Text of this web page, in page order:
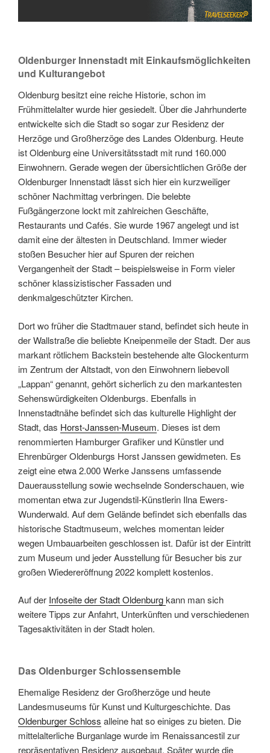
Oldenburger Innenstadt mit Einkaufsmöglichkeiten
und Kulturangebot
Oldenburg besitzt eine reiche Historie, schon im
Frühmittelalter wurde hier gesiedelt. Über die Jahrhunderte
entwickelte sich die Stadt so sogar zur Residenz der
Herzöge und Großherzöge des Landes Oldenburg. Heute
ist Oldenburg eine Universitätsstadt mit rund 160.000
Einwohnern. Gerade wegen der übersichtlichen Größe der
Oldenburger Innenstadt lässt sich hier ein kurzweiliger
schöner Nachmittag verbringen. Die belebte
Fußgängerzone lockt mit zahlreichen Geschäfte,
Restaurants und Cafés. Sie wurde 1967 angelegt und ist
damit eine der ältesten in Deutschland. Immer wieder
stoßen Besucher hier auf Spuren der reichen
Vergangenheit der Stadt – beispielsweise in Form vieler
schöner klassizistischer Fassaden und
denkmalgeschützter Kirchen.
Dort wo früher die Stadtmauer stand, befindet sich heute in
der Wallstraße die beliebte Kneipenmeile der Stadt. Der aus
markant rötlichem Backstein bestehende alte Glockenturm
im Zentrum der Altstadt, von den Einwohnern liebevoll
„Lappan“ genannt, gehört sicherlich zu den markantesten
Sehenswürdigkeiten Oldenburgs. Ebenfalls in
Innenstadtnähe befindet sich das kulturelle Highlight der
Stadt, das Horst-Janssen-Museum. Dieses ist dem
renommierten Hamburger Grafiker und Künstler und
Ehrenbürger Oldenburgs Horst Janssen gewidmeten. Es
zeigt eine etwa 2.000 Werke Janssens umfassende
Dauerausstellung sowie wechselnde Sonderschauen, wie
momentan etwa zur Jugendstil-Künstlerin Ilna Ewers-
Wunderwald. Auf dem Gelände befindet sich ebenfalls das
historische Stadtmuseum, welches momentan leider
wegen Umbauarbeiten geschlossen ist. Dafür ist der Eintritt
zum Museum und jeder Ausstellung für Besucher bis zur
großen Wiedereröffnung 2022 komplett kostenlos.
Auf der Infoseite der Stadt Oldenburgkann man sich
weitere Tipps zur Anfahrt, Unterkünften und verschiedenen
Tagesaktivitäten in der Stadt holen.
Das Oldenburger Schlossensemble
Ehemalige Residenz der Großherzöge und heute
Landesmuseums für Kunst und Kulturgeschichte. Das
Oldenburger Schloss alleine hat so einiges zu bieten. Die
mittelalterliche Burganlage wurde im Renaissancestil zur
repräsentativen Residenz ausgebaut. Später wurde die